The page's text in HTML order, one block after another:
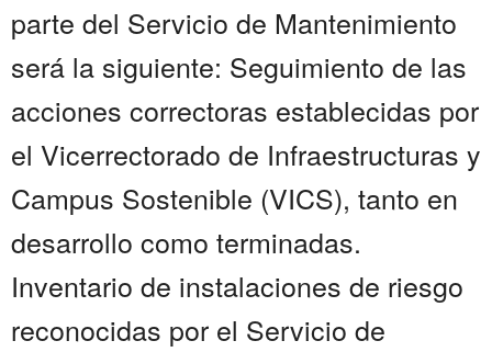
parte del Servicio de Mantenimiento
será la siguiente: Seguimiento de las
acciones correctoras establecidas por
el Vicerrectorado de Infraestructuras y
Campus Sostenible (VICS), tanto en
desarrollo como terminadas.
Inventario de instalaciones de riesgo
reconocidas por el Servicio de